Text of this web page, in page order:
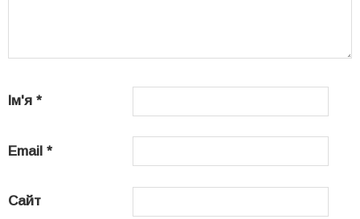
Ім'я *
Email *
Сайт